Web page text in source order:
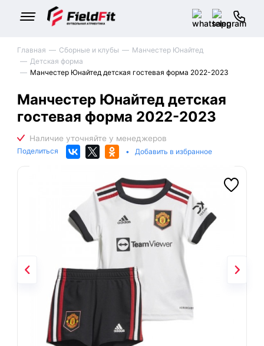
Главная Сборные и клубы
Манчестер Юнайтед
Детская форма
Манчестер Юнайтед детская гостевая форма 2022-2023
Манчестер Юнайтед детская
гостевая форма 2022-2023
Поделиться • Добавить в избранное